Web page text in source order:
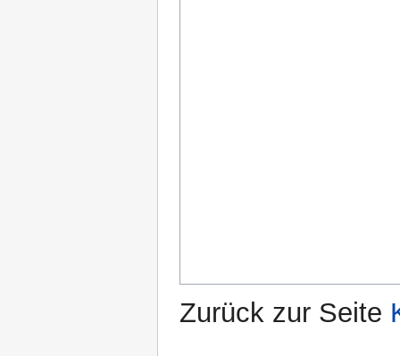
Zurück zur Seite